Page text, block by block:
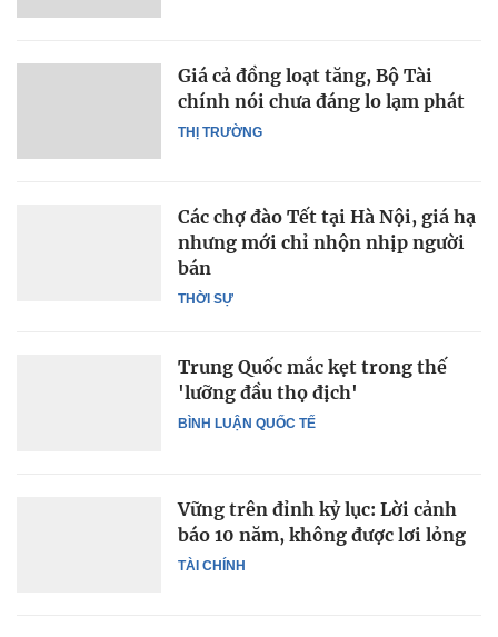
THỊ TRƯỜNG
Giá cả đồng loạt tăng, Bộ Tài
chính nói chưa đáng lo lạm phát
THỜI SỰ
Các chợ đào Tết tại Hà Nội, giá hạ
nhưng mới chỉ nhộn nhịp người
bán
BÌNH LUẬN QUỐC TẾ
Trung Quốc mắc kẹt trong thế
'lưỡng đầu thọ địch'
TÀI CHÍNH
Vững trên đỉnh kỷ lục: Lời cảnh
báo 10 năm, không được lơi lỏng